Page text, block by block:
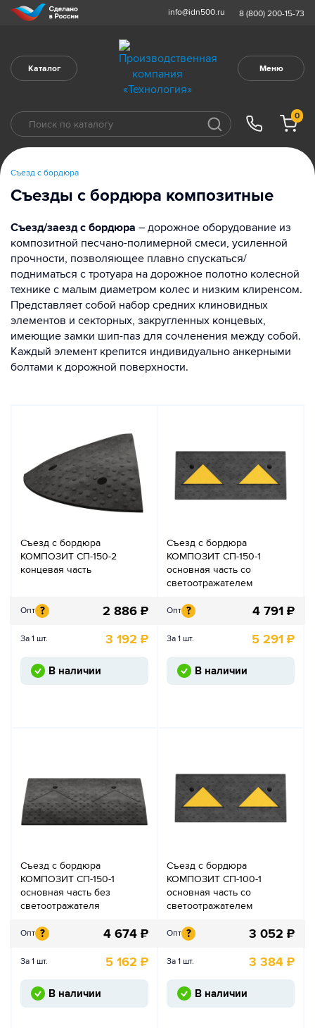
info@idn500.ru 8 (800) 200-15-73
Каталог Меню
0
Съезд с бордюра
Съезды с бордюра композитные
Съезд/заезд с бордюра – дорожное оборудование из
композитной песчано-полимерной смеси, усиленной
прочности, позволяющее плавно спускаться/
подниматься с тротуара на дорожное полотно колесной
технике с малым диаметром колес и низким клиренсом.
Представляет собой набор средних клиновидных
элементов и секторных, закругленных концевых,
имеющие замки шип-паз для сочленения между собой.
Каждый элемент крепится индивидуально анкерными
болтами к дорожной поверхности.
Съезд с бордюра
КОМПОЗИТ СП-150-2
концевая часть
Опт ? 2 886 ₽
За 1 шт. 3 192 ₽
В наличии
Съезд с бордюра
КОМПОЗИТ СП-150-1
основная часть со
светоотражателем
Опт ? 4 791 ₽
За 1 шт. 5 291 ₽
В наличии
Съезд с бордюра
КОМПОЗИТ СП-150-1
основная часть без
светоотражателя
Опт ? 4 674 ₽
За 1 шт. 5 162 ₽
В наличии
Съезд с бордюра
КОМПОЗИТ СП-100-1
основная часть со
светоотражателем
Опт ? 3 052 ₽
За 1 шт. 3 384 ₽
В наличии